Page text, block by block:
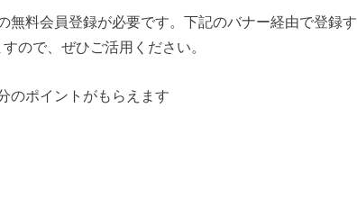
無料会員登録が必要です。下記のバナー経由で登録す
ので、ぜひご活用ください。
のポイントがもらえます